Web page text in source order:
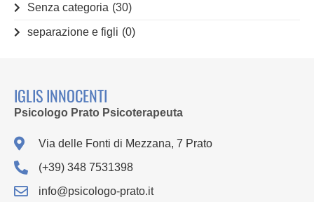
Senza categoria (30)
separazione e figli (0)
IGLIS INNOCENTI
Psicologo Prato Psicoterapeuta
Via delle Fonti di Mezzana, 7 Prato
(+39) 348 7531398
info@psicologo-prato.it